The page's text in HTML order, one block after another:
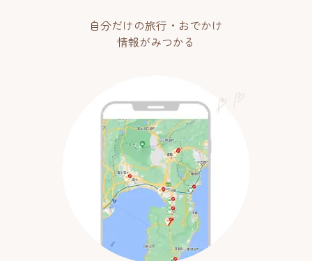
自分だけの旅行・おでかけ
情報がみつかる